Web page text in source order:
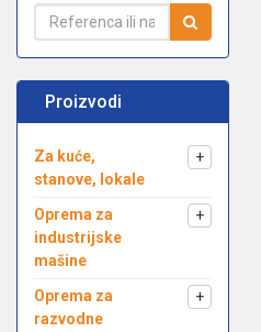
Proizvodi
Za kuće,
stanove, lokale
+
Oprema za
industrijske
mašine
+
Oprema za
razvodne
+